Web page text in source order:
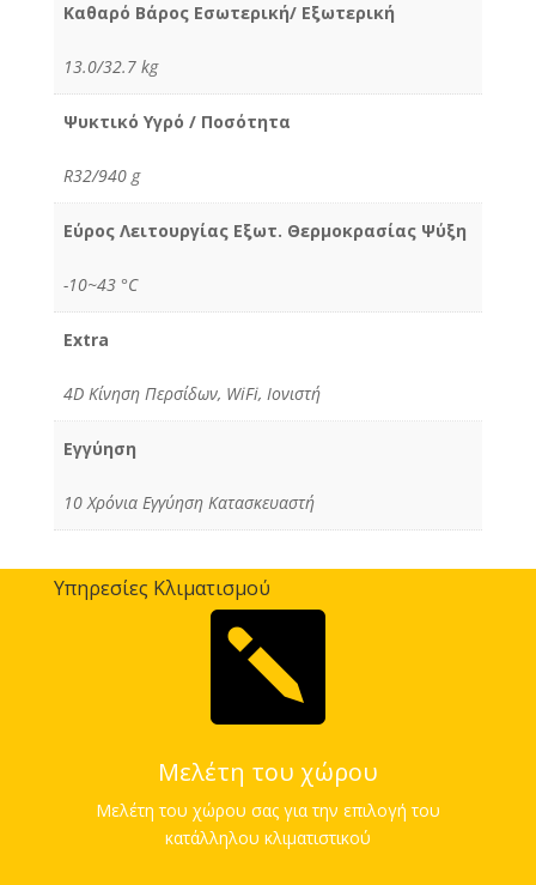
Καθαρό Βάρος Εσωτερική/ Εξωτερική
13.0/32.7 kg
Ψυκτικό Υγρό / Ποσότητα
R32/940 g
Εύρος Λειτουργίας Εξωτ. Θερμοκρασίας Ψύξη
-10~43 °C
Extra
4D Κίνηση Περσίδων, WiFi, Ιονιστή
Εγγύηση
10 Χρόνια Εγγύηση Κατασκευαστή
Υπηρεσίες Κλιματισμού

Μελέτη του χώρου
Μελέτη του χώρου σας για την επιλογή του
κατάλληλου κλιματιστικού